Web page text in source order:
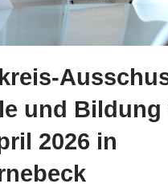
und Bildung
2026 in